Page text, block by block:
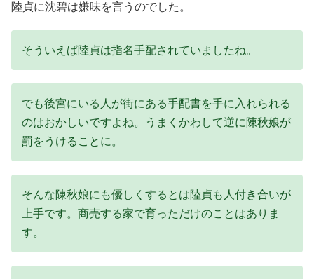
陸貞に沈碧は嫌味を言うのでした。
そういえば陸貞は指名手配されていましたね。
でも後宮にいる人が街にある手配書を手に入れられる
のはおかしいですよね。うまくかわして逆に陳秋娘が
罰をうけることに。
そんな陳秋娘にも優しくするとは陸貞も人付き合いが
上手です。商売する家で育っただけのことはありま
す。